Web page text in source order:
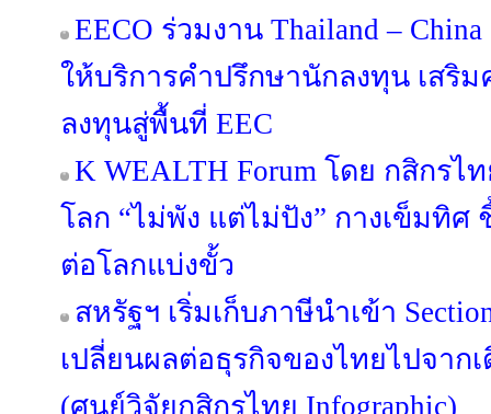
EECO ร่วมงาน Thailand – China
ให้บริการคำปรึกษานักลงทุน เสริ
ลงทุนสู่พื้นที่ EEC
K WEALTH Forum โดย กสิกรไ
โลก “ไม่พัง แต่ไม่ปัง” กางเข็มทิศ
ต่อโลกแบ่งขั้ว
สหรัฐฯ เริ่มเก็บภาษีนำเข้า
เปลี่ยนผลต่อธุรกิจของไทยไปจาก
(ศูนย์วิจัยกสิกรไทย Infographic)